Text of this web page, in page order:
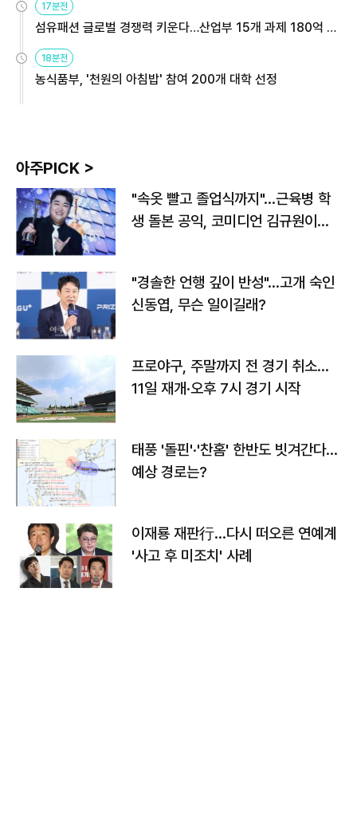
17분전
섬유패션 글로벌 경쟁력 키운다…산업부 15개 과제 180억 지
18분전
농식품부, '천원의 아침밥' 참여 200개 대학 선정
아주PICK >
"속옷 빨고 졸업식까지"…근육병 학
생 돌본 공익, 코미디언 김규원이었
"경솔한 언행 깊이 반성"…고개 숙인
신동엽, 무슨 일이길래?
프로야구, 주말까지 전 경기 취소…
11일 재개·오후 7시 경기 시작
태풍 '돌핀'·'찬홈' 한반도 빗겨간다…
예상 경로는?
이재룡 재판行…다시 떠오른 연예계
'사고 후 미조치' 사례